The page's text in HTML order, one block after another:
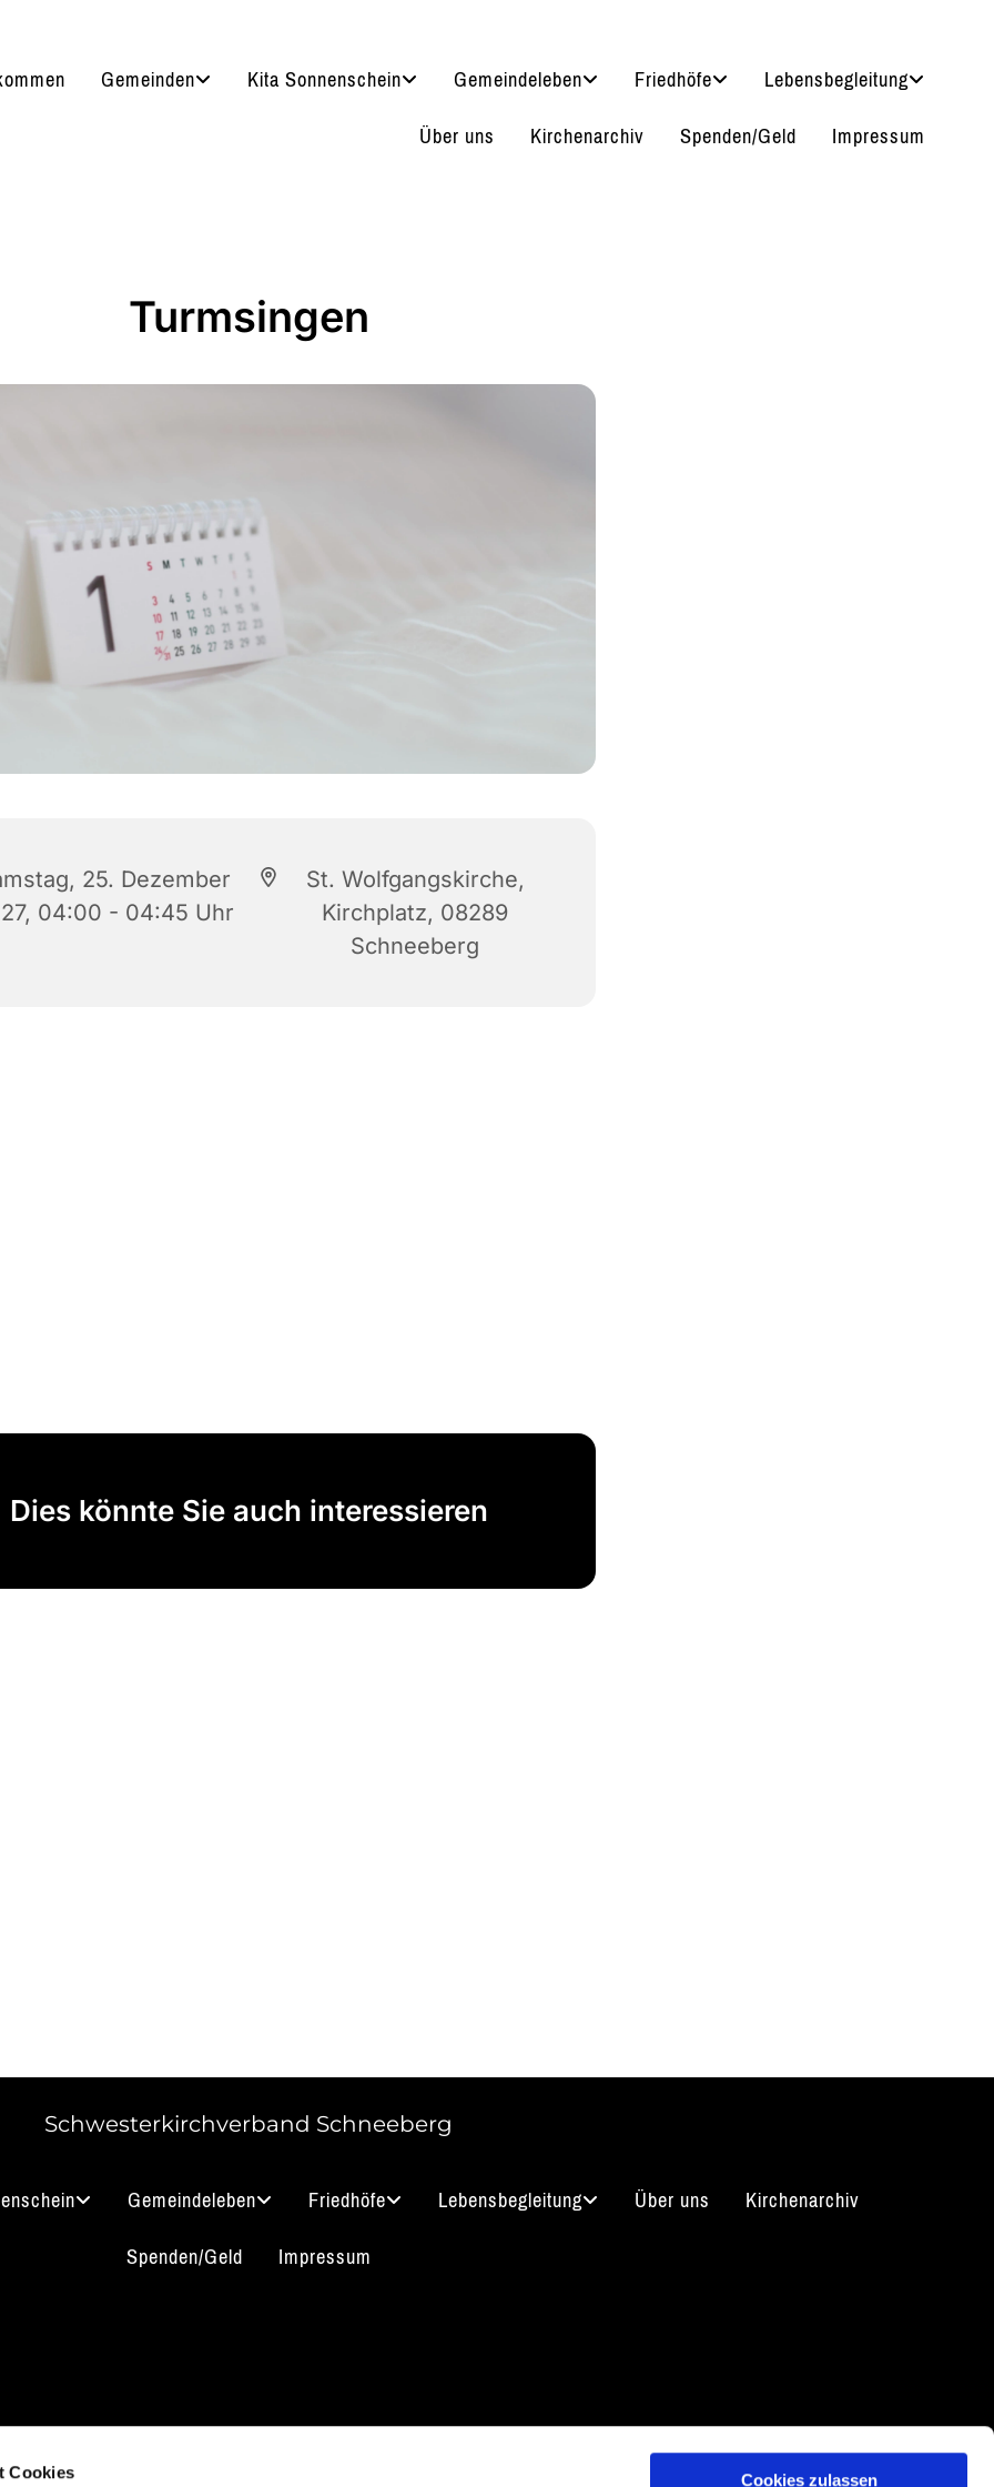
Cookies Cookies zulassen
Gemeinden Kita Sonnenschein Gemeindeleben Friedhöfe
Lebensbegleitung
Über uns
Kirchenarchiv Spenden/Geld Impressum
Turmsingen
25. Dezember
04:00 - 04:45 Uhr
St. Wolfgangskirche,
Kirchplatz, 08289
Schneeberg
Dies könnte Sie auch interessieren
Schwesterkirchverband Schneeberg
Gemeindeleben Friedhöfe Lebensbegleitung Über uns
Kirchenarchiv
Spenden/Geld
Impressum